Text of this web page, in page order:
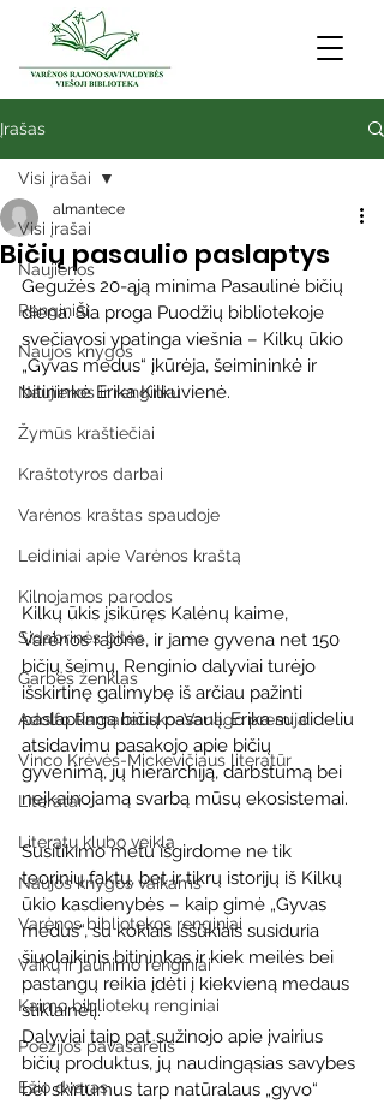
Įrašas
Visi įrašai
Naujienos
Renginiai
Naujos knygos
Naujienos ir renginiai
Žymūs kraštiečiai
Kraštotyros darbai
Varėnos kraštas spaudoje
Leidiniai apie Varėnos kraštą
Kilnojamos parodos
Sidabrinės bitės
Garbės ženklas
Adolfo Ramanausko–Vanago premija
Vinco Krėvės-Mickevičiaus literatūr
Literatai
Literatų klubo veikla
Naujos knygos vaikams
Varėnos bibliotekos renginiai
Vaikų ir jaunimo renginiai
Kaimo bibliotekų renginiai
Poezijos pavasarėlis
Ežio dvaras
Visi įrašai
Bičių pasaulio paslaptys
almantece
Gegužės 20-ąją minima Pasaulinė bičių
diena. Šia proga Puodžių bibliotekoje
svečiavosi ypatinga viešnia – Kilkų ūkio
„Gyvas medus“ įkūrėja, šeimininkė ir
bitininkė Erika Kilkuvienė.
Kilkų ūkis įsikūręs Kalėnų kaime,
Varėnos rajone, ir jame gyvena net 150
bičių šeimų. Renginio dalyviai turėjo
išskirtinę galimybę iš arčiau pažinti
paslaptingą bičių pasaulį. Erika su dideliu
atsidavimu pasakojo apie bičių
gyvenimą, jų hierarchiją, darbštumą bei
neįkainojamą svarbą mūsų ekosistemai.
Susitikimo metu išgirdome ne tik
teorinių faktų, bet ir tikrų istorijų iš Kilkų
ūkio kasdienybės – kaip gimė „Gyvas
medus“, su kokiais iššūkiais susiduria
šiuolaikinis bitininkas ir kiek meilės bei
pastangų reikia įdėti į kiekvieną medaus
stiklainėlį.
Dalyviai taip pat sužinojo apie įvairius
bičių produktus, jų naudingąsias savybes
bei skirtumus tarp natūralaus „gyvo“